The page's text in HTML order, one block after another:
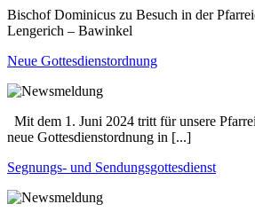
Bischof Dominicus zu Besuch in der
Lengerich – Bawinkel
Neue Gottesdienstordnung
Mit dem 1. Juni 2024 tritt für unsere
neue Gottesdienstordnung in [...]
Segnungs- und Sendungsgottesdienst